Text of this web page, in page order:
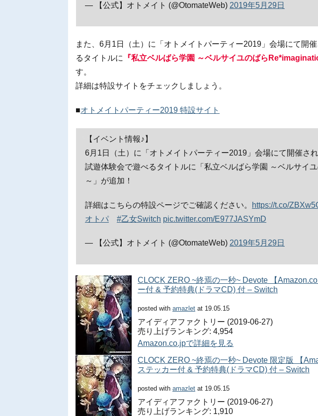
— 【公式】オトメイト (@OtomateWeb) 2019年5月29日
また、6月1日（土）に「オトメイトパーティー2019」会場にて開
るタイトルに
『私立ベルばら学園 ～ベルサイユのばら
す。
詳細は特設サイトをチェックしましょう。
■オトメイトパーティー2019 特設サイト
【イベント情報♪】
6月1日（土）に「オトメイトパーティー2019」会場にて開催さ
試遊体験会で遊べるタイトルに「私立ベルばら学園 ～ベルサイ
～」が追加！
詳細はこちらの特設ページでご確認ください。 https://t.co/
オトパ
#乙女Switch pic.twitter.com/E977JASYmD
— 【公式】オトメイト (@OtomateWeb) 2019年5月29日
CLOCK ZERO ~終焉の一秒~ Devote 【
ー付 & 予約特典(ドラマCD) 付 – Switch
posted with amazlet at 19.05.15
アイディアファクトリー (2019-06-27)
売り上げランキング: 4,954
Amazon.co.jpで詳細を見る
CLOCK ZERO ~終焉の一秒~ Devote 限定版 【
ステッカー付 & 予約特典(ドラマCD) 付 – Switch
posted with amazlet at 19.05.15
アイディアファクトリー (2019-06-27)
売り上げランキング: 1,910